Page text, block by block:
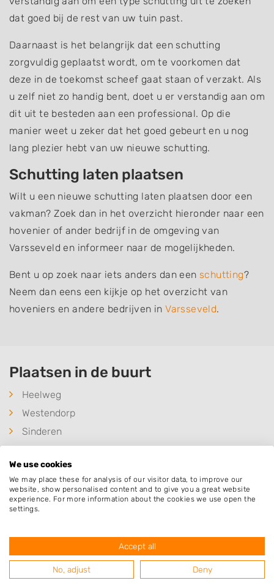
dat goed bij de rest van uw tuin past.
Daarnaast is het belangrijk dat een schutting
zorgvuldig geplaatst wordt, om te voorkomen dat
deze in de toekomst scheef gaat staan of verzakt. Als
u zelf niet zo handig bent, doet u er verstandig aan om
dit uit te besteden aan een professional. Op die
manier weet u zeker dat het goed gebeurt en u nog
lang plezier hebt van uw nieuwe schutting.
Schutting laten plaatsen
Wilt u een nieuwe schutting laten plaatsen door een
vakman? Zoek dan in het overzicht hieronder naar een
hovenier of ander bedrijf in de omgeving van
Varsseveld en informeer naar de mogelijkheden.
Bent u op zoek naar iets anders dan een schutting?
Neem dan eens een kijkje op het overzicht van
hoveniers en andere bedrijven inVarsseveld.
Plaatsen in de buurt
Heelweg
Westendorp
Sinderen
Halle
De Heurne
Silvolde
Zieuwent
Terborg
We use cookies
We may place these for analysis of our visitor data, to improve our
website, show personalised content and to give you a great website
experience. For more information about the cookies we use open the
settings.
Accept all
No, adjust Deny